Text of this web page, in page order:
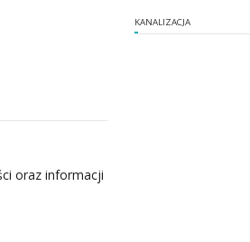
oraz informacji
KANALIZACJA